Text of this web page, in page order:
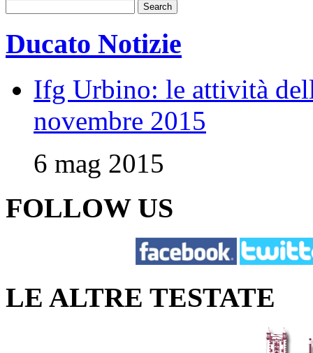
Ducato Notizie
Ifg Urbino: le attività
novembre 2015
6 mag 2015
FOLLOW US
LE ALTRE TESTATE